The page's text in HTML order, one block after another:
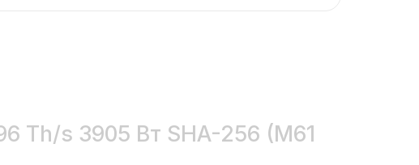
Th/s 3905 Вт SHA-256 (M61